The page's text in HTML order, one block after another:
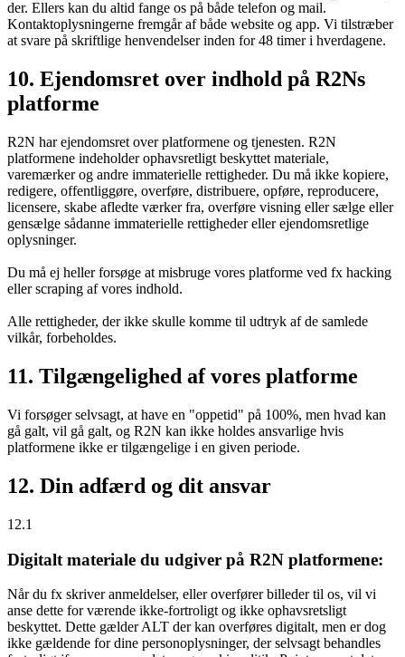
der. Ellers kan du altid fange os på både telefon og mail.
Kontaktoplysningerne fremgår af både website og app. Vi tilstræber
at svare på skriftlige henvendelser inden for 48 timer i hverdagene.
10. Ejendomsret over indhold på R2Ns
platforme
R2N har ejendomsret over platformene og tjenesten. R2N
platformene indeholder ophavsretligt beskyttet materiale,
varemærker og andre immaterielle rettigheder. Du må ikke kopiere,
redigere, offentliggøre, overføre, distribuere, opføre, reproducere,
licensere, skabe afledte værker fra, overføre visning eller sælge eller
gensælge sådanne immaterielle rettigheder eller ejendomsretlige
oplysninger.
Du må ej heller forsøge at misbruge vores platforme ved fx hacking
eller scraping af vores indhold.
Alle rettigheder, der ikke skulle komme til udtryk af de samlede
vilkår, forbeholdes.
11. Tilgængelighed af vores platforme
Vi forsøger selvsagt, at have en "oppetid" på 100%, men hvad kan
gå galt, vil gå galt, og R2N kan ikke holdes ansvarlige hvis
platformene ikke er tilgængelige i en given periode.
12. Din adfærd og dit ansvar
12.1
Digitalt materiale du udgiver på R2N platformene:
Når du fx skriver anmeldelser, eller overfører billeder til os, vil vi
anse dette for værende ikke-fortroligt og ikke ophavsretsligt
beskyttet. Dette gælder ALT der kan overføres digitalt, men er dog
ikke gældende for dine personoplysninger, der selvsagt behandles